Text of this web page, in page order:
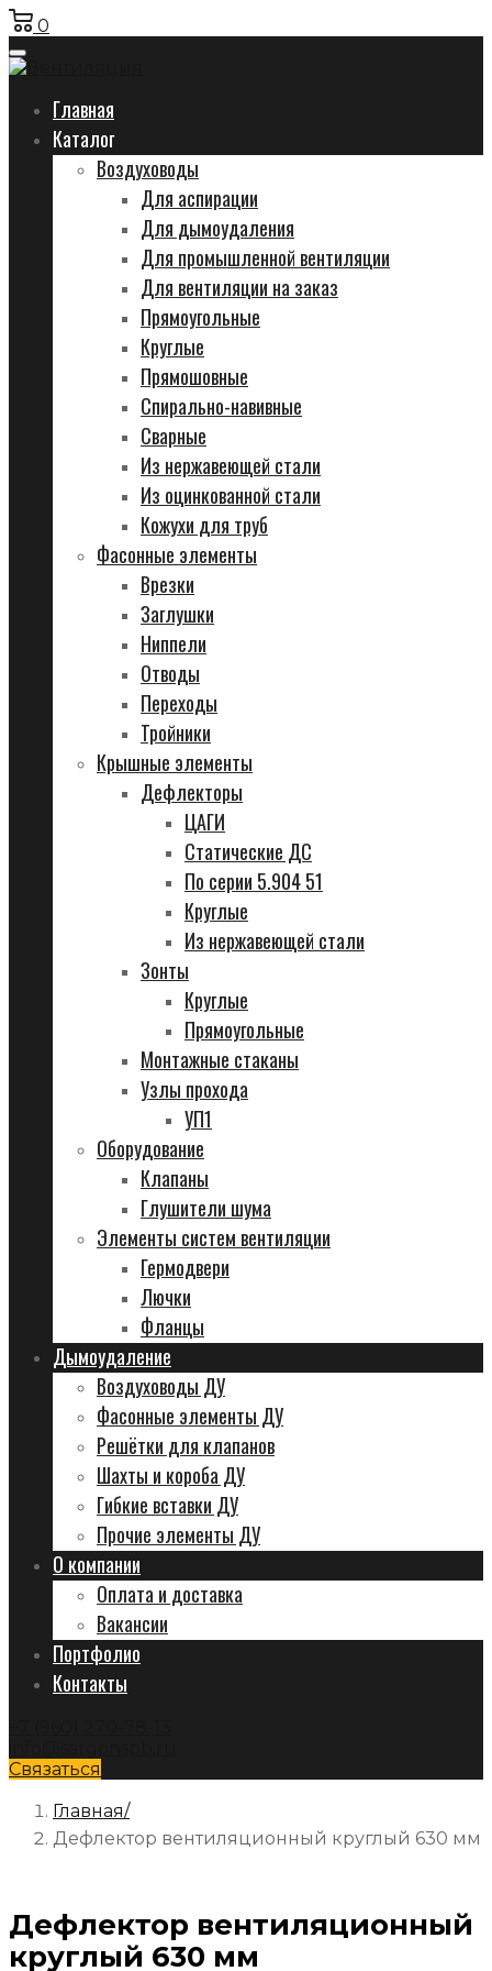
0
Главная
Каталог
Воздуховоды
Для аспирации
Для дымоудаления
Для промышленной вентиляции
Для вентиляции на заказ
Прямоугольные
Круглые
Прямошовные
Спирально-навивные
Сварные
Из нержавеющей стали
Из оцинкованной стали
Кожухи для труб
Фасонные элементы
Врезки
Заглушки
Ниппели
Отводы
Переходы
Тройники
Крышные элементы
Дефлекторы
ЦАГИ
Статические ДС
По серии 5.904 51
Круглые
Из нержавеющей стали
Зонты
Круглые
Прямоугольные
Монтажные стаканы
Узлы прохода
УП1
Оборудование
Клапаны
Глушители шума
Элементы систем вентиляции
Гермодвери
Лючки
Фланцы
Дымоудаление
Воздуховоды ДУ
Фасонные элементы ДУ
Решётки для клапанов
Шахты и короба ДУ
Гибкие вставки ДУ
Прочие элементы ДУ
О компании
Оплата и доставка
Вакансии
Портфолио
Контакты
Связаться
Главная
Дефлектор вентиляционный круглый 630 мм
Дефлектор вентиляционный
круглый 630 мм